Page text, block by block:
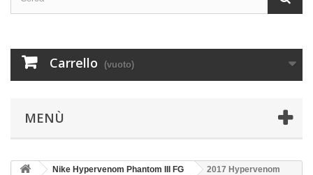
Carrello (vuoto)
MENÙ
Nike Hypervenom Phantom III FG
2017 Hypervenom